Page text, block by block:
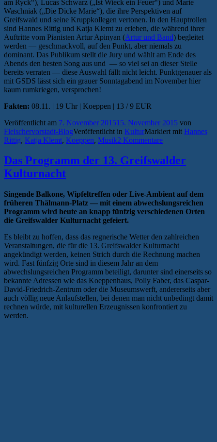
am Ryck“), Lucas Schwarz („Ist Wieck ein Feuer“) und Marie
Waschniak („Die Dicke Marie“), die ihre Perspektiven auf
Greifswald und seine Kruppkollegen vertonen. In den Hauptrollen
sind Hannes Rittig und Katja Klemt zu erleben, die während ihrer
Auftritte vom Pianisten Artur Apinyan (Artur und Band) begleitet
werden — geschmackvoll, auf den Punkt, aber niemals zu
dominant. Das Publikum stellt die Jury und wählt am Ende des
Abends den besten Song aus und — so viel sei an dieser Stelle
bereits verraten — diese Auswahl fällt nicht leicht. Punktgenauer als
mit GSDS lässt sich ein grauer Sonntagabend im November hier
kaum rumkriegen, versprochen!
Fakten: 08.11. | 19 Uhr | Koeppen | 13 / 9 EUR
Veröffentlicht am 7. November 201515. November 2015 von
Fleischervorstadt-BlogVeröffentlicht in KulturMarkiert mit Hannes
Rittig, Katja Klemt, Koeppen, Musik2 Kommentare
Das Programm der 13. Greifswalder
Kulturnacht
Singende Balkone, Wipfeltreffen oder Live-Ambient auf dem
früheren Thälmann-Platz — mit einem abwechslungsreichen
Programm wird heute an knapp fünfzig verschiedenen Orten
die Greifswalder Kulturnacht gefeiert.
Es bleibt zu hoffen, dass das regnerische Wetter den zahlreichen
Veranstaltungen, die für die 13. Greifswalder Kulturnacht
angekündigt werden, keinen Strich durch die Rechnung machen
wird. Fast fünfzig Orte sind in diesem Jahr an dem
abwechslungsreichen Programm beteiligt, darunter sind einerseits so
bekannte Adressen wie das Koeppenhaus, Polly Faber, das Caspar-
David-Friedrich-Zentrum oder die Museumswerft, andererseits aber
auch völlig neue Anlaufstellen, bei denen man nicht unbedingt damit
rechnen würde, mit kulturellen Erzeugnissen konfrontiert zu
werden.